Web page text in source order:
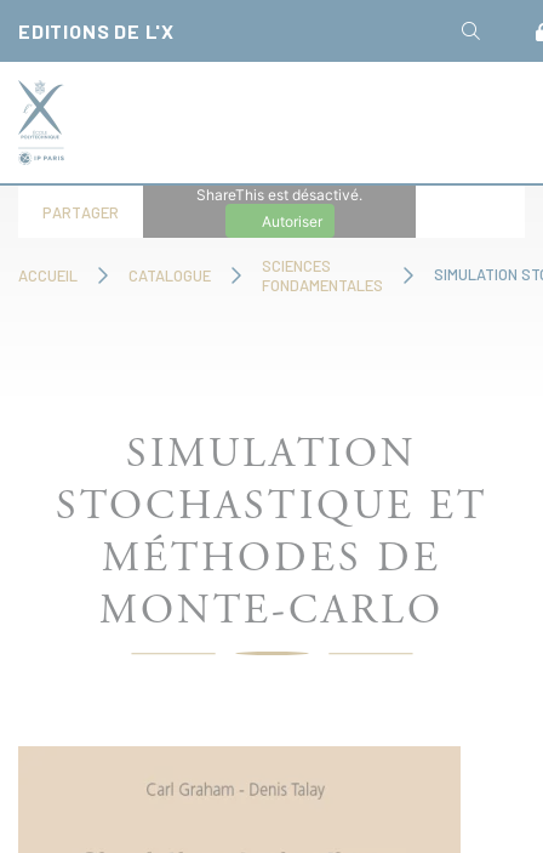
EDITIONS DE L'X
ACCUEIL CATALOGUE
SCIENCES
FONDAMENTALES
PARTAGER
ShareThis est désactivé.
Autoriser
SIMULATION
STOCHASTIQUE ET
MÉTHODES DE
MONTE-CARLO